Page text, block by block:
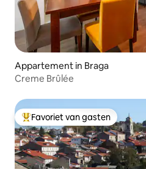
Appartement in Braga
Creme Brûlée
Topfavoriet van gasten
Favoriet van gasten